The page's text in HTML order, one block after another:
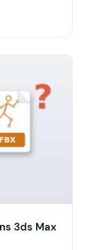
3ds Max